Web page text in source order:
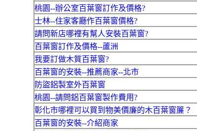
桃園--辦公室百葉窗訂作及價格?
士林--住家客廳作百葉窗價格?
請問新店哪裡有幫人安裝百葉窗?
百葉窗訂作及價格--蘆洲
我要訂做木質百葉窗?
百葉窗的安裝--推薦商家--北市
防盜鋁製室外百葉窗
桃園--請問鋁百葉窗製作費用?
彰化市哪裡可以買到物美價廉的木百葉窗簾？
百葉窗的安裝--介紹商家